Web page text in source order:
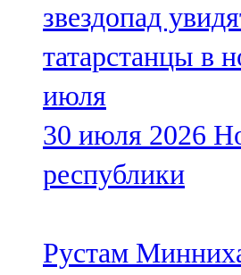
звездопад
татарстанцы в
июля
30 июля 2026
республики
Рустам